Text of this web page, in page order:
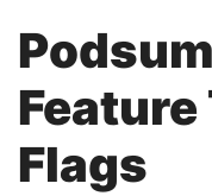
Flags